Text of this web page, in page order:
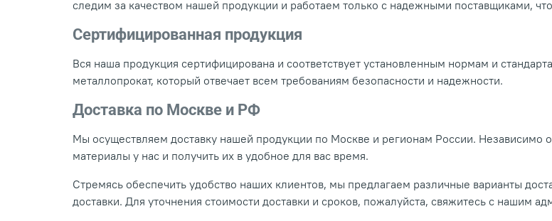
следим за качеством нашей продукции и работаем только с надежными поставщиками,
Сертифицированная продукция
Вся наша продукция сертифицирована и соответствует установленным нормам и
металлопрокат, который отвечает всем требованиям безопасности и надежности.
Доставка по Москве и РФ
Мы осуществляем доставку нашей продукции по Москве и регионам России. Независимо
материалы у нас и получить их в удобное для вас время.
Стремясь обеспечить удобство наших клиентов, мы предлагаем различные варианты
доставки. Для уточнения стоимости доставки и сроков, пожалуйста, свяжитесь с нашим